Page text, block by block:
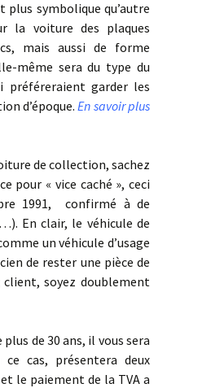
plus symbolique qu’autre
la voiture des plaques
mais aussi de forme
même sera du type du
préféreraient garder les
d’époque.En savoir plus
de collection, sachez
pour « vice caché », ceci
1991, confirmé à de
En clair, le véhicule de
un véhicule d’usage
de rester une pièce de
soyez doublement
de 30 ans, il vous sera
cas, présentera deux
le paiement de la TVA a